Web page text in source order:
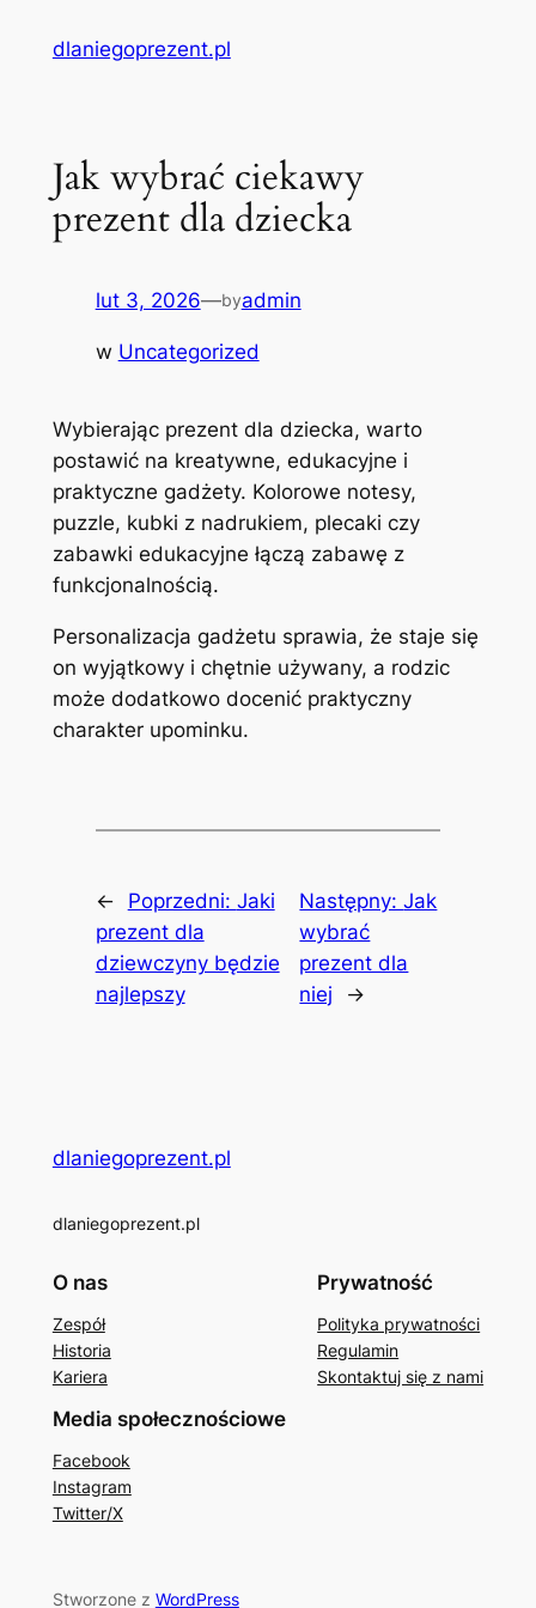
dlaniegoprezent.pl
Jak wybrać ciekawy
prezent dla dziecka
lut 3, 2026—byadmin
w Uncategorized
Wybierając prezent dla dziecka, warto
postawić na kreatywne, edukacyjne i
praktyczne gadżety. Kolorowe notesy,
puzzle, kubki z nadrukiem, plecaki czy
zabawki edukacyjne łączą zabawę z
funkcjonalnością.
Personalizacja gadżetu sprawia, że staje się
on wyjątkowy i chętnie używany, a rodzic
może dodatkowo docenić praktyczny
charakter upominku.
← Poprzedni: Jaki
prezent dla
dziewczyny będzie
najlepszy
Następny:Jak
wybrać
prezent dla
niej
→
dlaniegoprezent.pl
dlaniegoprezent.pl
O nas
Zespół
Historia
Kariera
Prywatność
Polityka prywatności
Regulamin
Skontaktuj się z nami
Media społecznościowe
Facebook
Instagram
Twitter/X
Stworzone z WordPress